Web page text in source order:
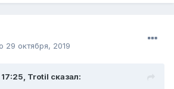
29 октября, 2019
Trotil сказал: